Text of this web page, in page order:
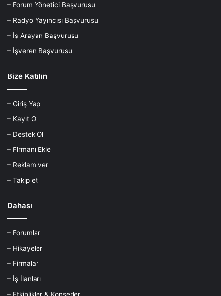
– Forum Yönetici Başvurusu
– Radyo Yayıncısı Başvurusu
– İş Arayan Başvurusu
– İşveren Başvurusu
Bize Katılın
– Giriş Yap
– Kayıt Ol
– Destek Ol
– Firmanı Ekle
– Reklam ver
– Takip et
Dahası
– Forumlar
– Hikayeler
– Firmalar
– İş İlanları
– Etkinlikler & Konserler